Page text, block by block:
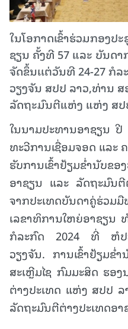
ໃນໂອກາດເຂົ້າຮ່ວມກອງປ
ຊຽນ ຄັ້ງທີ 57 ແລະ ບັນດ
ຈັດຂຶ້ນເເຕ່ວັນທີ 24-27 ກໍ
ວຽງຈັນ ສປປ ລາວ,ທ່ານ
ລັດຖະມົນຕີແຫ່ງ ແຫ່ງ ສປ
ໃນນາມປະທານອາຊຽນ ປີ
ທະວີການເຊື່ອມຈອດ ແລະ
ຮັບການເຂົ້າຢ້ຽມຂໍ່ານັບຂ
ອາຊຽນ ແລະ ລັດຖະມົນຕີ
ຈາກປະເທດບັນດາຄູ່ຮ່ວ
ເລຂາທິການໃຫຍ່ອາຊຽ
ກໍລະກົດ 2024 ທີ່ ຫໍປ
ວຽງຈັນ. ການເຂົ້າຢ້ຽມຂໍ່
ສະເຫຼີມໄຊ ກົມມະສິດ ຮອ
ຕ່າງປະເທດ ແຫ່ງ ສປປ
ລັດຖະມົນຕີຕ່າງປະເທດອາ